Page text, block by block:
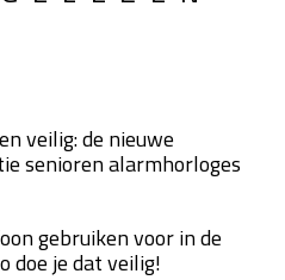
veilig: de nieuwe
senioren alarmhorloges
gebruiken voor in de
doe je dat veilig!